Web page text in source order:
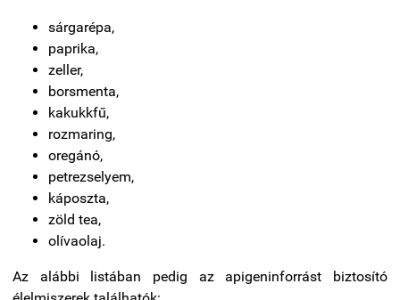
sárgarépa,
paprika,
zeller,
borsmenta,
kakukkfű,
rozmaring,
oregánó,
petrezselyem,
káposzta,
zöld tea,
olívaolaj.
Az alábbi listában pedig az apigeninforrást biztosító